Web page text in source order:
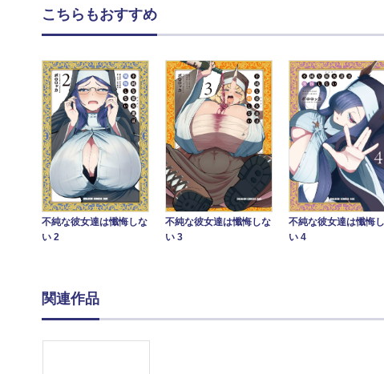
こちらもおすすめ
不純な彼女達は懺悔しな
い 2
不純な彼女達は懺悔しな
い 3
不純な彼女達は懺悔
い 4
関連作品